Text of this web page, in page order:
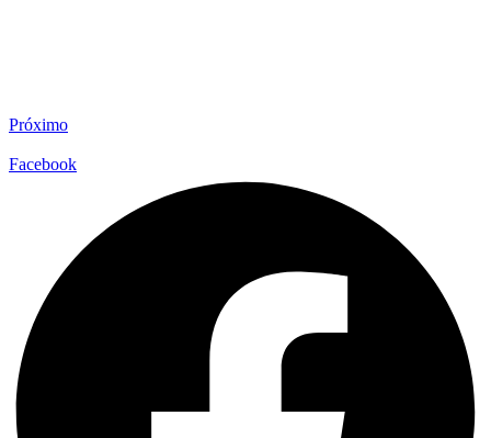
Próximo
Facebook